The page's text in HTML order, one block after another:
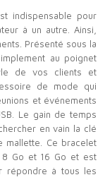
indispensable pour
à un autre. Ainsi,
Présenté sous la
au poignet
de vos clients et
de mode qui
et événements
Le gain de temps
en vain la clé
mallette. Ce bracelet
8 Go et 16 Go et est
répondre à tous les